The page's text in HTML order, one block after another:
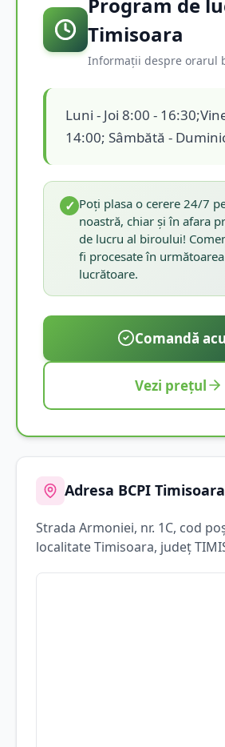
Timisoara
Informații despre orarul
Luni - Joi 8:00 -
14:00; Sâmbătă -
✓ Poți plasa o cerere 24/7
noastră, chiar și în afara
de lucru al biroului!
fi procesate în
lucrătoare.
Comandă
Vezi prețul
Adresa BCPI Timisoara
Strada Armoniei, nr. 1C, cod
localitateTimisoara, județ